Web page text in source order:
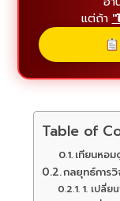
แต่ถ้า "
Table of
เทียนหอ
กลยุทธ์การ
1. เปลี่ย